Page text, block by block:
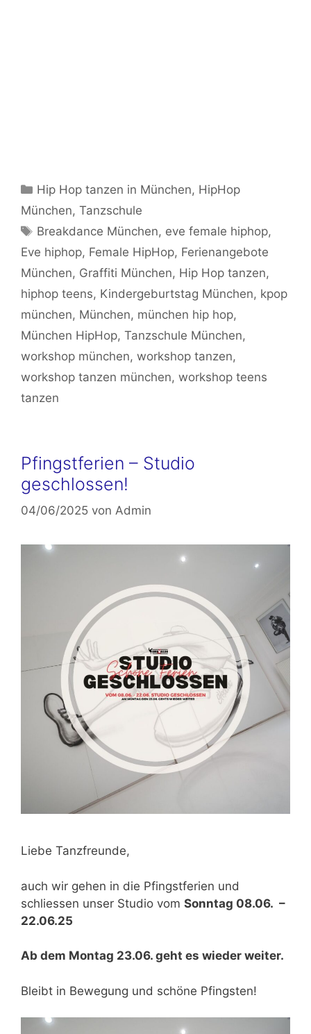
Kategorien
Hip Hop tanzen in München, HipHop
München, Tanzschule
Schlagwörter
Breakdance München, eve female hiphop,
Eve hiphop, Female HipHop, Ferienangebote
München, Graffiti München, Hip Hop tanzen,
hiphop teens, Kindergeburtstag München, kpop
münchen, München, münchen hip hop,
München HipHop, Tanzschule München,
workshop münchen, workshop tanzen,
workshop tanzen münchen, workshop teens
tanzen
Pfingstferien – Studio
geschlossen!
04/06/2025 von Admin
Liebe Tanzfreunde,
auch wir gehen in die Pfingstferien und
schliessen unser Studio vom Sonntag 08.06. –
22.06.25
Ab dem Montag 23.06. geht es wieder weiter.
Bleibt in Bewegung und schöne Pfingsten!